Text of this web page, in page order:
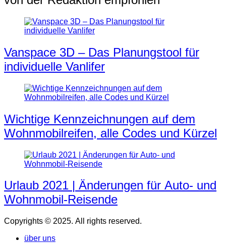
Vanspace 3D – Das Planungstool für
individuelle Vanlifer
Wichtige Kennzeichnungen auf dem
Wohnmobilreifen, alle Codes und Kürzel
Urlaub 2021 | Änderungen für Auto- und
Wohnmobil-Reisende
Copyrights © 2025. All rights reserved.
über uns